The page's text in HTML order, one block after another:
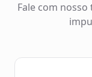
Fale com